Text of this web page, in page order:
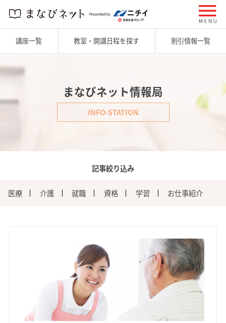
講座一覧 教室・開講日程を探す 割引情報一覧
まなびネット情報局
INFO-STATION
記事絞り込み
医療 介護 就職 資格 学習 お仕事紹介